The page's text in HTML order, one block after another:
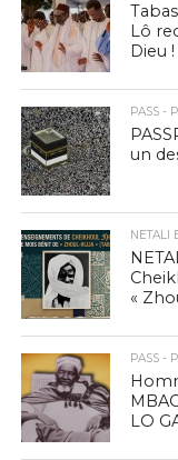
Lô
Dieu !
PASS -
un
NETALI
«
PASS -
LO